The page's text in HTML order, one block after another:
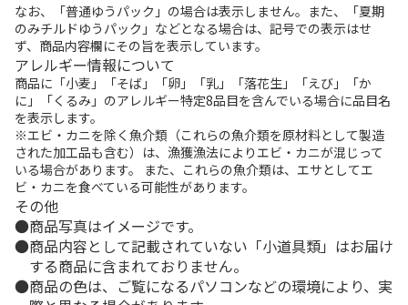
なお、「普通ゆうパック」の場合は表示しません。また、「夏期
のみチルドゆうパック」などとなる場合は、記号での表示はせ
ず、商品内容欄にその旨を表示しています。
アレルギー情報について
商品に「小麦」「そば」「卵」「乳」「落花生」「えび」「か
に」「くるみ」のアレルギー特定8品目を含んでいる場合に品目名
を表示します。
※エビ・カニを除く魚介類（これらの魚介類を原材料として製造
された加工品も含む）は、漁獲漁法によりエビ・カニが混じって
いる場合があります。 また、これらの魚介類は、エサとしてエ
ビ・カニを食べている可能性があります。
その他
商品写真はイメージです。
商品内容として記載されていない「小道具類」はお届け
する商品に含まれておりません。
商品の色は、ご覧になるパソコンなどの環境により、実